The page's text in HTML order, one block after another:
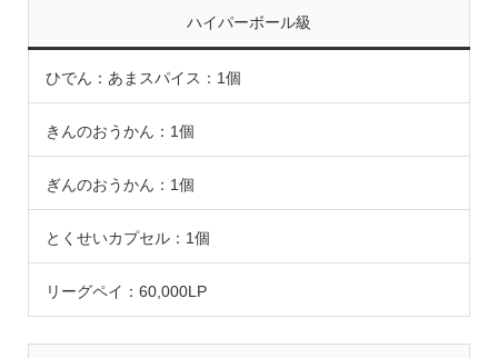
ハイパーボール級
ひでん：あまスパイス：1個
きんのおうかん：1個
ぎんのおうかん：1個
とくせいカプセル：1個
リーグペイ：60,000LP